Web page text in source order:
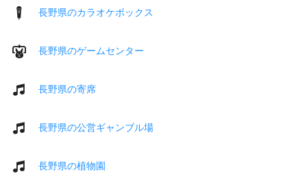
長野県のカラオケボックス
長野県のゲームセンター
長野県の寄席
長野県の公営ギャンブル場
長野県の植物園